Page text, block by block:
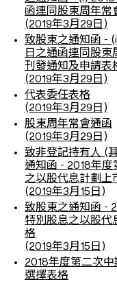
函連同股東周年常
(2019年3月29日)
致股東之通知函 -
日之通函連同股
刊發通知及申請表
(2019年3月29日)
代表委任表格
(2019年3月29日)
股東周年常會通函
(2019年3月29日)
致非登記持有人 (
通知函 - 2018年
之以股代息計劃上
(2019年3月15日)
致股東之通知函 -
特別股息之以股代
格
(2019年3月15日)
2018年度第二次中
選擇表格